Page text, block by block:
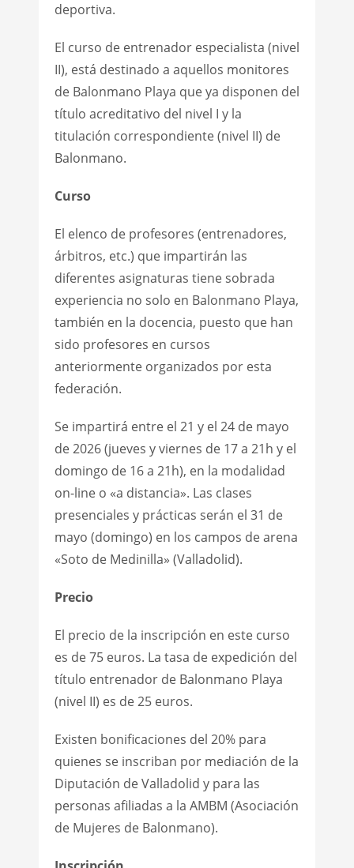
deportiva.
El curso de entrenador especialista (nivel
II), está destinado a aquellos monitores
de Balonmano Playa que ya disponen del
título acreditativo del nivel I y la
titulación correspondiente (nivel II) de
Balonmano.
Curso
El elenco de profesores (entrenadores,
árbitros, etc.) que impartirán las
diferentes asignaturas tiene sobrada
experiencia no solo en Balonmano Playa,
también en la docencia, puesto que han
sido profesores en cursos
anteriormente organizados por esta
federación.
Se impartirá entre el 21 y el 24 de mayo
de 2026 (jueves y viernes de 17 a 21h y el
domingo de 16 a 21h), en la modalidad
on-line o «a distancia». Las clases
presenciales y prácticas serán el 31 de
mayo (domingo) en los campos de arena
«Soto de Medinilla» (Valladolid).
Precio
El precio de la inscripción en este curso
es de 75 euros. La tasa de expedición del
título entrenador de Balonmano Playa
(nivel II) es de 25 euros.
Existen bonificaciones del 20% para
quienes se inscriban por mediación de la
Diputación de Valladolid y para las
personas afiliadas a la AMBM (Asociación
de Mujeres de Balonmano).